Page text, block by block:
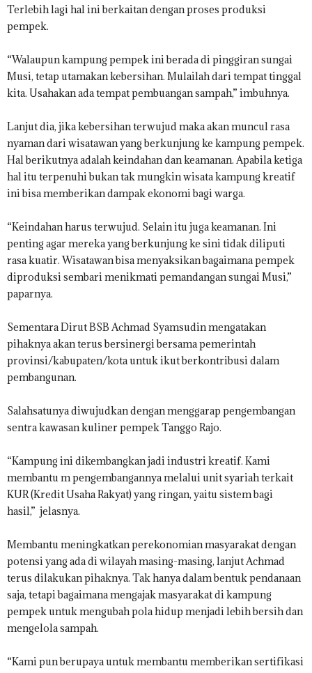
Terlebih lagi hal ini berkaitan dengan proses produksi
pempek.
“Walaupun kampung pempek ini berada di pinggiran sungai
Musi, tetap utamakan kebersihan. Mulailah dari tempat tinggal
kita. Usahakan ada tempat pembuangan sampah,” imbuhnya.
Lanjut dia, jika kebersihan terwujud maka akan muncul rasa
nyaman dari wisatawan yang berkunjung ke kampung pempek.
Hal berikutnya adalah keindahan dan keamanan. Apabila ketiga
hal itu terpenuhi bukan tak mungkin wisata kampung kreatif
ini bisa memberikan dampak ekonomi bagi warga.
“Keindahan harus terwujud. Selain itu juga keamanan. Ini
penting agar mereka yang berkunjung ke sini tidak diliputi
rasa kuatir. Wisatawan bisa menyaksikan bagaimana pempek
diproduksi sembari menikmati pemandangan sungai Musi,”
paparnya.
Sementara Dirut BSB Achmad Syamsudin mengatakan
pihaknya akan terus bersinergi bersama pemerintah
provinsi/kabupaten/kota untuk ikut berkontribusi dalam
pembangunan.
Salahsatunya diwujudkan dengan menggarap pengembangan
sentra kawasan kuliner pempek Tanggo Rajo.
“Kampung ini dikembangkan jadi industri kreatif. Kami
membantu m pengembangannya melalui unit syariah terkait
KUR (Kredit Usaha Rakyat) yang ringan, yaitu sistem bagi
hasil,” jelasnya.
Membantu meningkatkan perekonomian masyarakat dengan
potensi yang ada di wilayah masing-masing, lanjut Achmad
terus dilakukan pihaknya. Tak hanya dalam bentuk pendanaan
saja, tetapi bagaimana mengajak masyarakat di kampung
pempek untuk mengubah pola hidup menjadi lebih bersih dan
mengelola sampah.
“Kami pun berupaya untuk membantu memberikan sertifikasi